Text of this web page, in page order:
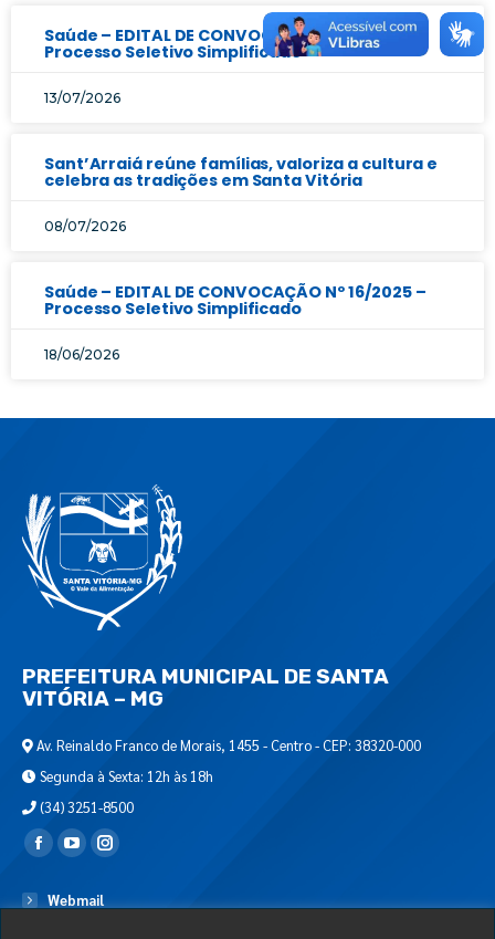
Saúde – EDITAL DE CONVOCAÇÃO Nº 17/2025 –
Processo Seletivo Simplificado
13/07/2026
Sant’Arraiá reúne famílias, valoriza a cultura e
celebra as tradições em Santa Vitória
08/07/2026
Saúde – EDITAL DE CONVOCAÇÃO Nº 16/2025 –
Processo Seletivo Simplificado
18/06/2026
PREFEITURA MUNICIPAL DE SANTA
VITÓRIA – MG
Av. Reinaldo Franco de Morais, 1455 - Centro - CEP: 38320-000
Segunda à Sexta: 12h às 18h
(34) 3251-8500
Encontre-nos em:
Webmail